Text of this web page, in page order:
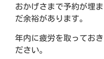
おかげさまで予約が埋
だ余裕があります。
年内に疲労を取ってお
ださい。